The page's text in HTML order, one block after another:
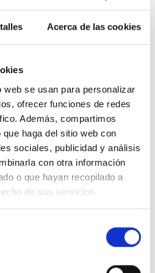
Acerca de las cookies
se usan para personalizar
ofrecer funciones de redes
Además, compartimos
haga del sitio web con
sociales, publicidad y análisis
con otra información
o que hayan recopilado a
de sus servicios.
sin hogar: Se
contra la entrega de